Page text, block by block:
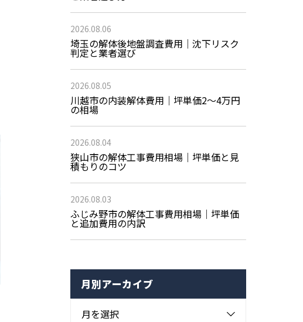
2026.08.06
埼玉の解体後地盤調査費用｜沈下リスク
判定と業者選び
2026.08.05
川越市の内装解体費用｜坪単価2〜4万円
の相場
2026.08.04
狭山市の解体工事費用相場｜坪単価と見
積もりのコツ
2026.08.03
ふじみ野市の解体工事費用相場｜坪単価
と追加費用の内訳
月別アーカイブ
月を選択